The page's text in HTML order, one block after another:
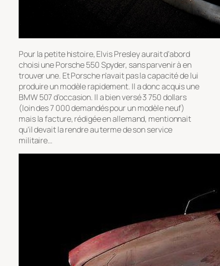
Pour la petite histoire, Elvis Presley aurait d’abord
choisi une Porsche 550 Spyder, sans parvenir à en
trouver une. Et Porsche n’avait pas la capacité de lui
produire un modèle rapidement. Il a donc acquis une
BMW 507 d’occasion. Il a bien versé 3 750 dollars
(loin des 7 000 demandés pour un modèle neuf)
mais la facture, rédigée en allemand, mentionnait
qu’il devait la rendre au terme de son service
militaire…